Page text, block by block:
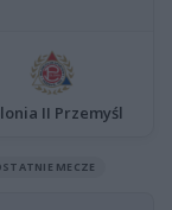
II Przemyśl
MECZE